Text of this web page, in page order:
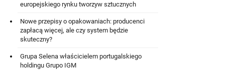
europejskiego rynku tworzyw sztucznych
Nowe przepisy o opakowaniach: producenci
zapłacą więcej, ale czy system będzie
skuteczny?
Grupa Selena właścicielem portugalskiego
holdingu Grupo IGM